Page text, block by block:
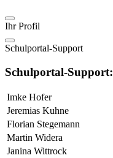
Ihr Profil
Schulportal-Support
Schulportal-Support:
Imke Hofer
Jeremias Kuhne
Florian Stegemann
Martin Widera
Janina Wittrock